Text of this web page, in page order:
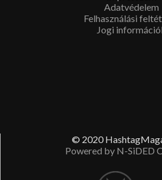
Adatvédelem
Felhasználási
Jogi
© 2020
Powered by N-SiDED